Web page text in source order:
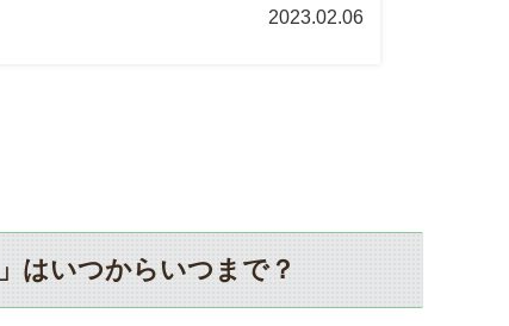
2023.02.06
はいつからいつまで？